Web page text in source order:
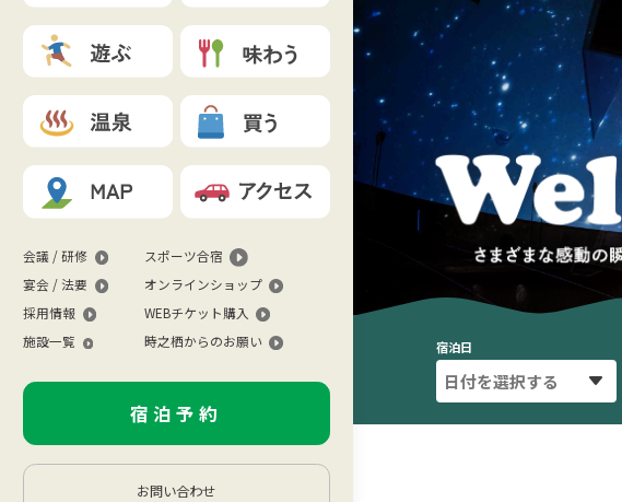
会議 / 研修
スポーツ合宿
宴会 / 法要
オンラインショップ
採用情報
WEBチケット購入
施設一覧
時之栖からのお願い
宿泊予約
お問い合わせ
宿泊日